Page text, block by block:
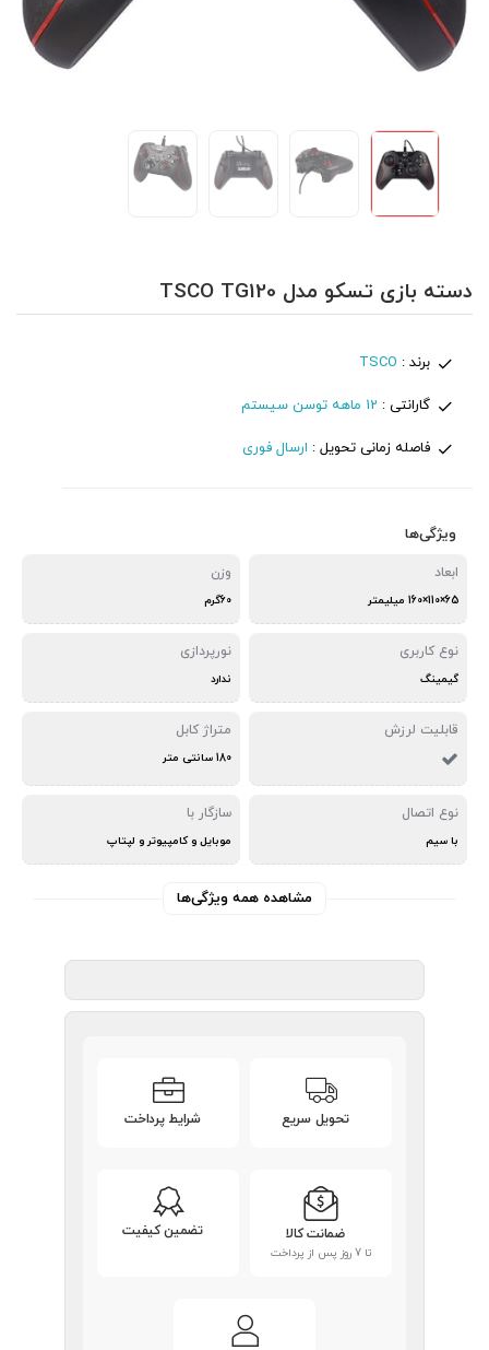
دسته بازی تسکو مدل TSCO TG120
برند : TSCO
گارانتی : 12 ماهه توسن سیستم
فاصله زمانی تحویل : ارسال فوری
ویژگی‌ها
ابعاد
65×110×160 میلیمتر
وزن
60گرم
نوع کاربری
گیمینگ
نورپردازی
ندارد
قابلیت لرزش متراژ کابل
180 سانتی متر
نوع اتصال
با سیم
سازگار با
موبایل و کامپیوتر و لپتاپ
مشاهده همه ویژگی‌ها
تحویل سریع شرایط پرداخت
ضمانت کالا
تا 7 روز پس از پرداخت
تضمین کیفیت